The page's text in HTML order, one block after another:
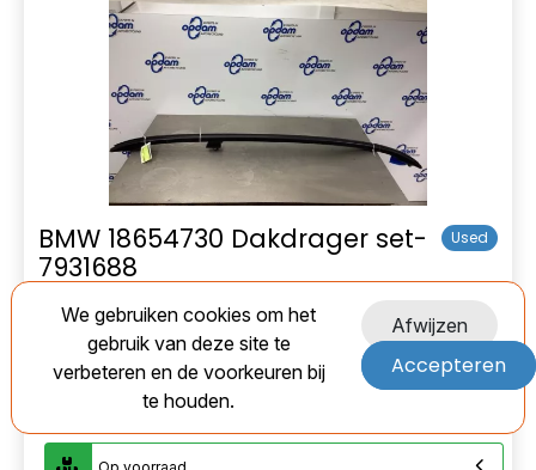
BMW 18654730 Dakdrager set-
7931688
Used
EAN:
Marge
€ 135,00
We gebruiken cookies om het
gebruik van deze site te
verbeteren en de voorkeuren bij
te houden.
Afwijzen
Accepteren